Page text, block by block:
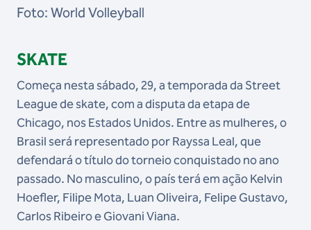
Foto: World Volleyball
SKATE
Começa nesta sábado, 29, a temporada da Street
League de skate, com a disputa da etapa de
Chicago, nos Estados Unidos. Entre as mulheres, o
Brasil será representado por Rayssa Leal, que
defendará o título do torneio conquistado no ano
passado. No masculino, o país terá em ação Kelvin
Hoefler, Filipe Mota, Luan Oliveira, Felipe Gustavo,
Carlos Ribeiro e Giovani Viana.